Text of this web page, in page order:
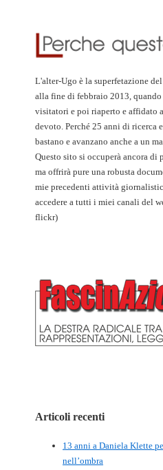
L'alter-Ugo è la superfetazione
alla fine di febbraio 2013,
visitatori e poi riaperto e affidato
devoto. Perché 25 anni di ricerca
bastano e avanzano anche a un
Questo sito si occuperà ancora
ma offrirà pure una robusta
mie precedenti attività
accedere a tutti i miei canali del
flickr)
Articoli recenti
13 anni a Daniela Klette
nell’ombra